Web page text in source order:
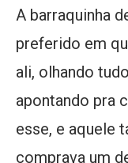
A barraquinha
preferido em
ali, olhando
apontando pra
esse, e aquele
comprava um